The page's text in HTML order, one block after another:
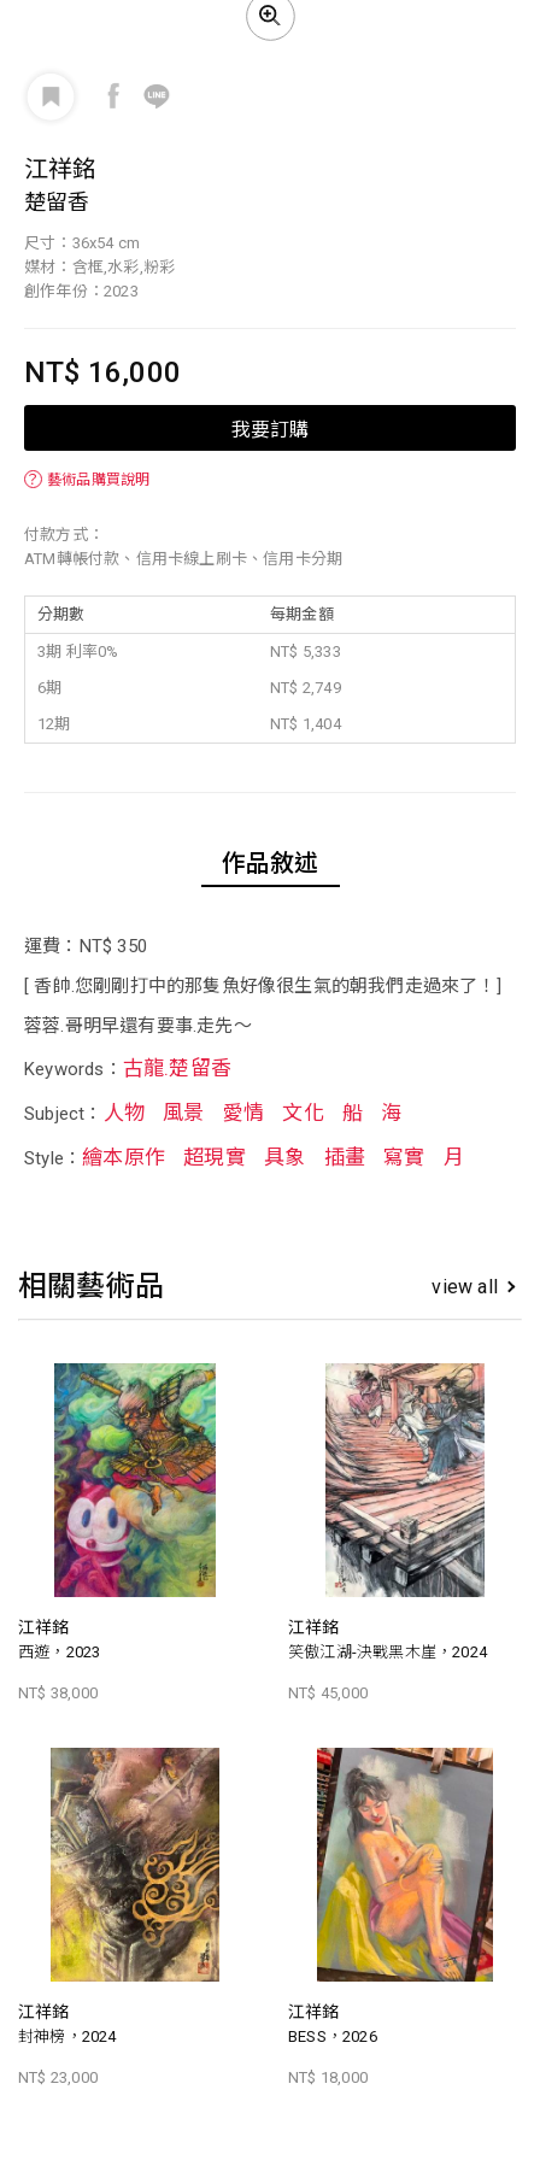
江祥銘
楚留香
尺寸：36x54 cm
媒材：含框,水彩,粉彩
創作年份：2023
NT$ 16,000
我要訂購
？ 藝術品購買說明
付款方式：
ATM轉帳付款、信用卡線上刷卡、信用卡分期
分期數 每期金額
3期 利率0%
NT$ 5,333
6期
NT$ 2,749
12期
NT$ 1,404
作品敘述
運費：NT$ 350
[ 香帥.您剛剛打中的那隻魚好像很生氣的朝我們走過來了！]
蓉蓉.哥明早還有要事.走先～
Keywords： 古龍.楚留香
Subject： 人物 風景 愛情 文化 船 海
Style：繪本原作 超現實 具象 插畫 寫實 月
相關藝術品 view all
江祥銘
西遊，2023
NT$ 38,000
江祥銘
笑傲江湖-決戰黑木崖，2024
NT$ 45,000
江祥銘
封神榜，2024
NT$ 23,000
江祥銘
BESS，2026
NT$ 18,000